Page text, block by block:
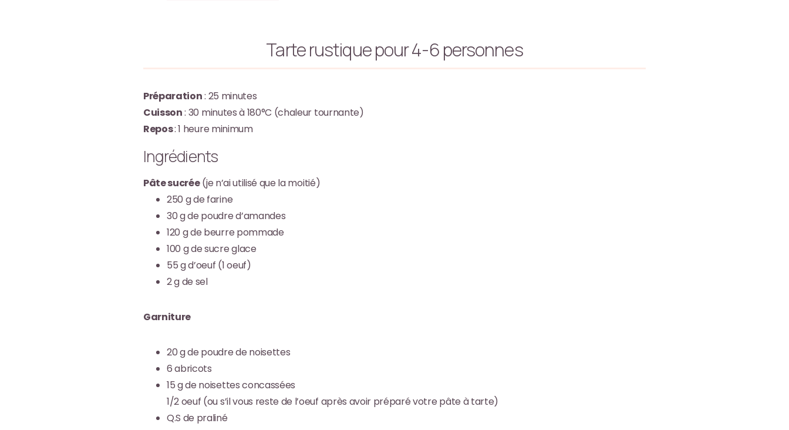
Tarte rustique pour 4-6 personnes
Préparation: 25 minutes
Cuisson: 30 minutes à 180°C (chaleur tournante)
Repos: 1 heure minimum
Ingrédients
Pâte sucrée(je n’ai utilisé que la moitié)
250 g de farine
30 g de poudre d’amandes
120 g de beurre pommade
100 g de sucre glace
55 g d’oeuf (1 oeuf)
2 g de sel
Garniture
20 g de poudre de noisettes
6 abricots
15 g de noisettes concassées
1/2 oeuf (ou s’il vous reste de l’oeuf après avoir préparé votre pâte à tarte)
Q.S de praliné